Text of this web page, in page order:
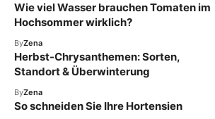
Wie viel Wasser brauchen Tomaten im
Hochsommer wirklich?
ByZena
Herbst-Chrysanthemen: Sorten,
Standort & Überwinterung
ByZena
So schneiden Sie Ihre Hortensien